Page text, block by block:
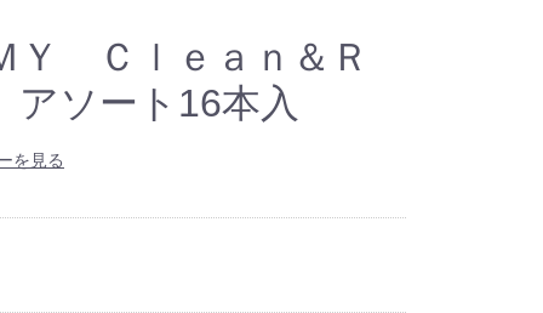
Ｃｌｅａｎ＆Ｒ
ソート16本入
を見る